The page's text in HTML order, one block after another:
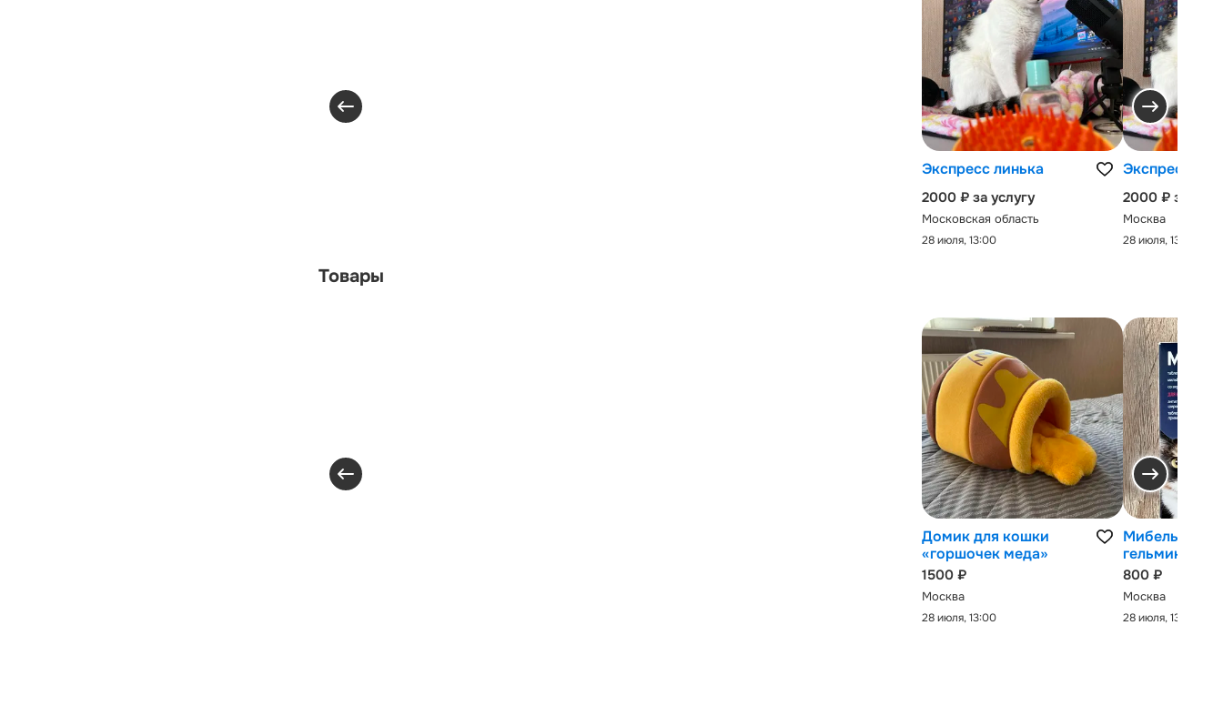
Экспресс линька
2000 ₽ за услугу
Московская область
28 июля, 13:00
Экспресс-
2000 ₽ за
Москва
28 июля, 13:00
Товары
Домик для кошки
«горшочек меда»
1500 ₽
Москва
28 июля, 13:00
Мибельмакс
гельминтов
800 ₽
Москва
28 июля, 13:00